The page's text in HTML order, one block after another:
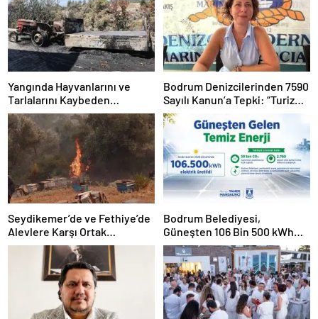
Yangında Hayvanlarını ve
Tarlalarını Kaybeden
Üreticilere Muğla
Büyükşehir’den Destek
Bodrum Denizcilerinden 7590
Sayılı Kanun’a Tepki: “Turizm
Tekneleri Gemilerle Aynı
Kefeye Konuldu”
Seydikemer’de ve Fethiye’de
Alevlere Karşı Ortak
Mücadele
Bodrum Belediyesi,
Güneşten 106 Bin 500 kWh
Temiz Enerji Üretti